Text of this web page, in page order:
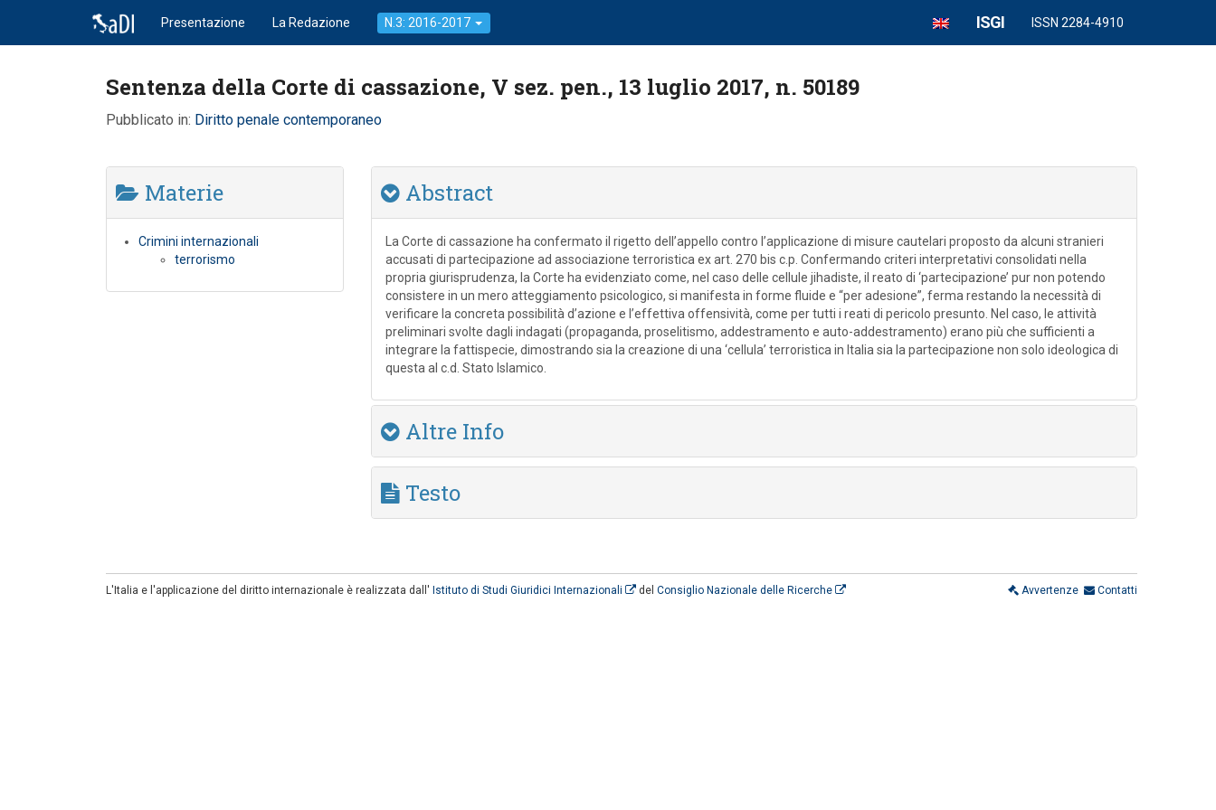
Presentazione La Redazione N.3: 2016-2017 ISGI ISSN 2284-4910
Sentenza della Corte di cassazione, V sez. pen., 13 luglio 2017, n. 50189
Pubblicato in: Diritto penale contemporaneo
Abstract
La Corte di cassazione ha confermato il rigetto dell’appello contro l’applicazione di misure cautelari proposto da alcuni stranieri
accusati di partecipazione ad associazione terroristica ex art. 270 bis c.p. Confermando criteri interpretativi consolidati nella
propria giurisprudenza, la Corte ha evidenziato come, nel caso delle cellule jihadiste, il reato di ‘partecipazione’ pur non potendo
consistere in un mero atteggiamento psicologico, si manifesta in forme fluide e “per adesione”, ferma restando la necessità di
verificare la concreta possibilità d’azione e l’effettiva offensività, come per tutti i reati di pericolo presunto. Nel caso, le attività
preliminari svolte dagli indagati (propaganda, proselitismo, addestramento e auto-addestramento) erano più che sufficienti a
integrare la fattispecie, dimostrando sia la creazione di una ‘cellula’ terroristica in Italia sia la partecipazione non solo ideologica di
questa al c.d. Stato Islamico.
Altre Info
Testo
Materie
Crimini internazionali
terrorismo
L'Italia e l'applicazione del diritto internazionale è realizzata dall' Istituto di Studi Giuridici Internazionali del Consiglio Nazionale delle Ricerche Avvertenze Contatti